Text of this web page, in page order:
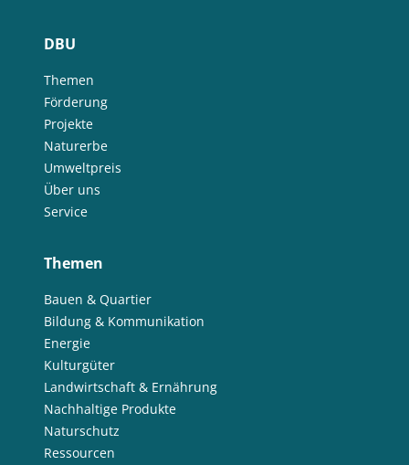
DBU
Themen
Förderung
Projekte
Naturerbe
Umweltpreis
Über uns
Service
Themen
Bauen & Quartier
Bildung & Kommunikation
Energie
Kulturgüter
Landwirtschaft & Ernährung
Nachhaltige Produkte
Naturschutz
Ressourcen